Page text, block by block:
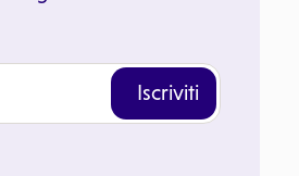
Iscriviti